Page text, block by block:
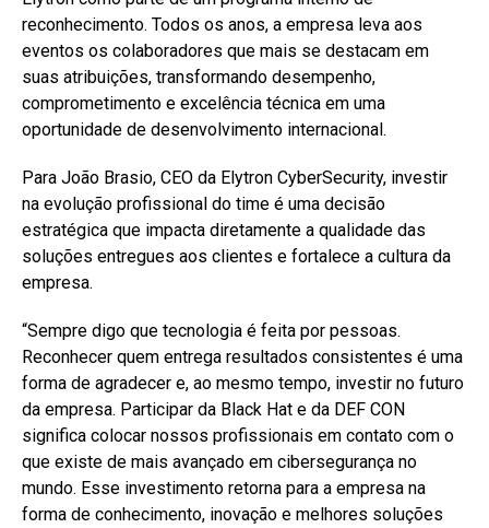
reconhecimento. Todos os anos, a empresa leva aos
eventos os colaboradores que mais se destacam em
suas atribuições, transformando desempenho,
comprometimento e excelência técnica em uma
oportunidade de desenvolvimento internacional.
Para João Brasio, CEO da Elytron CyberSecurity, investir
na evolução profissional do time é uma decisão
estratégica que impacta diretamente a qualidade das
soluções entregues aos clientes e fortalece a cultura da
empresa.
“Sempre digo que tecnologia é feita por pessoas.
Reconhecer quem entrega resultados consistentes é uma
forma de agradecer e, ao mesmo tempo, investir no futuro
da empresa. Participar da Black Hat e da DEF CON
significa colocar nossos profissionais em contato com o
que existe de mais avançado em cibersegurança no
mundo. Esse investimento retorna para a empresa na
forma de conhecimento, inovação e melhores soluções